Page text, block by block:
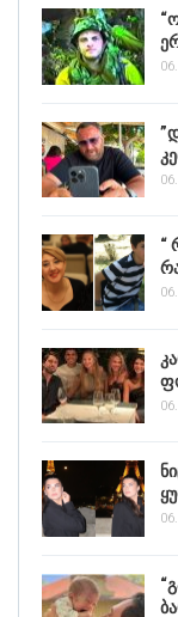
“